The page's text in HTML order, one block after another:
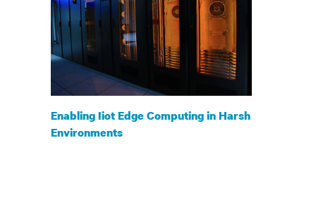
Enabling Iiot Edge Computing in Harsh
Environments